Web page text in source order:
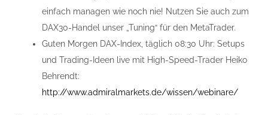
einfach managen wie noch nie! Nutzen Sie auch zum
DAX30-Handel unser „Tuning“ für den MetaTrader.
Guten Morgen DAX-Index, täglich 08:30 Uhr: Setups
und Trading-Ideen live mit High-Speed-Trader Heiko
Behrendt:
http://www.admiralmarkets.de/wissen/webinare/